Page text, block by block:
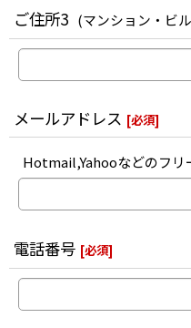
ご住所3 (マンション・ビ
メールアドレス [必須]
Hotmail,Yahooなどのフリ
電話番号 [必須]